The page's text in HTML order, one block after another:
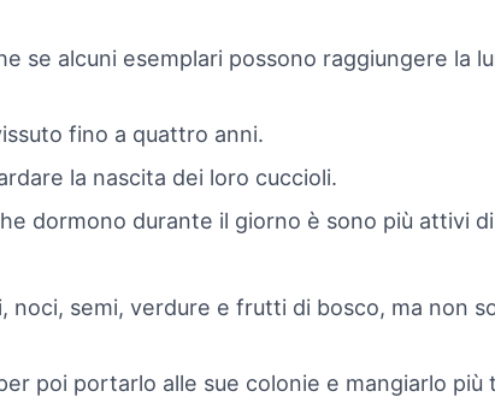
se alcuni esemplari possono raggiungere la
fino a quattro anni.
la nascita dei loro cuccioli.
dormono durante il giorno è sono più attivi
noci, semi, verdure e frutti di bosco, ma non
poi portarlo alle sue colonie e mangiarlo più